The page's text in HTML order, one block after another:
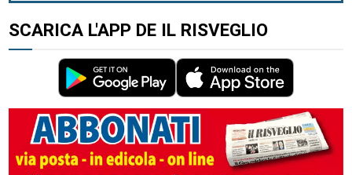
SCARICA L'APP DE IL RISVEGLIO